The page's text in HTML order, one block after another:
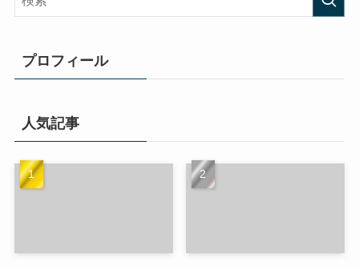
プロフィール
人気記事